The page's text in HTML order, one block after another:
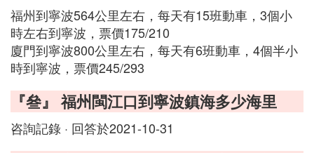
福州到寧波564公里左右，每天有15班動車，3個小
時左右到寧波，票價175/210
廈門到寧波800公里左右，每天有6班動車，4個半小
時到寧波，票價245/293
『叄』 福州閩江口到寧波鎮海多少海里
咨詢記錄 · 回答於2021-10-31